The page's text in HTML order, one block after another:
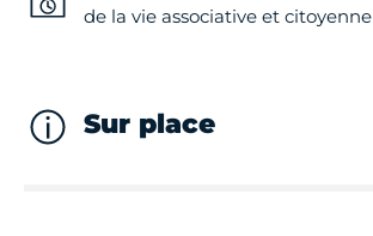
Jeudi
de la vie associative et citoyenne
Sur place